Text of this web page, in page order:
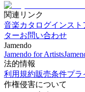
関連リンク
音楽カタログインスト
ターお問い合わせ
Jamendo
Jamendo for Artists
法的情報
利用規約販売条件プラ
作権侵害について